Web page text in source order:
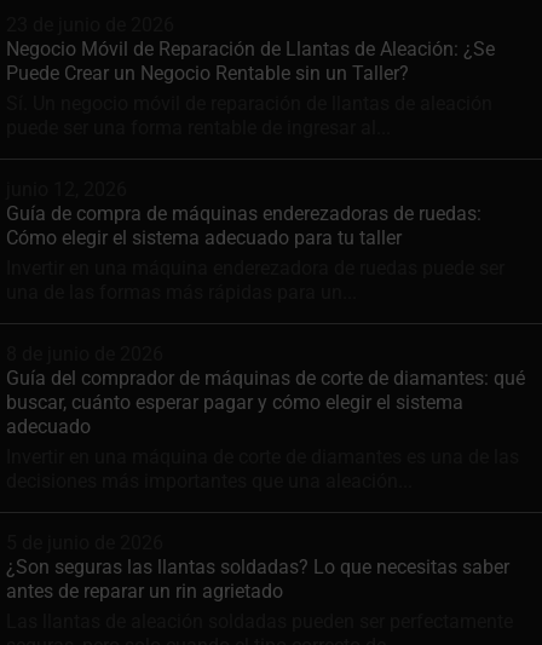
Negocio Móvil de Reparación de Llantas de Aleación: ¿Se
Puede Crear un Negocio Rentable sin un Taller?
Guía de compra de máquinas enderezadoras de ruedas:
Cómo elegir el sistema adecuado para tu taller
Guía del comprador de máquinas de corte de diamantes: qué
buscar, cuánto esperar pagar y cómo elegir el sistema
adecuado
¿Son seguras las llantas soldadas? Lo que necesitas saber
antes de reparar un rin agrietado